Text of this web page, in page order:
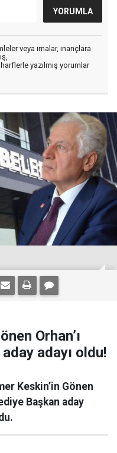
veya imalar, inançlara
yazılmış yorumlar
Orhan’ı
adayı oldu!
Keskin’in Gönen
Başkan aday